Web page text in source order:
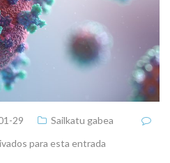
29
Sailkatu gabea
para esta entrada